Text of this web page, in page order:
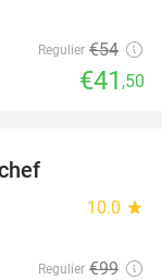
Regulier €54
€41 ,50
10.0 star
Regulier €99